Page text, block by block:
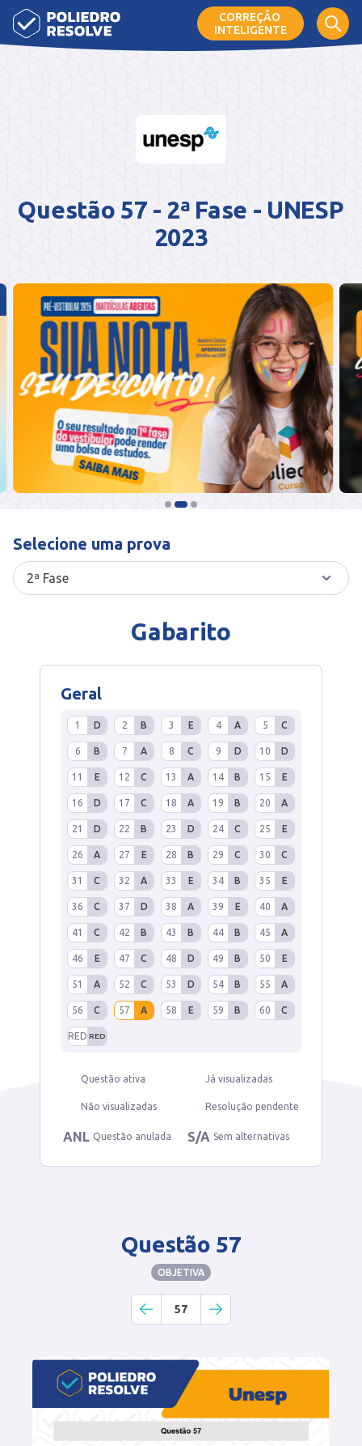
CORREÇÃO
INTELIGENTE
Questão 57 - 2ª Fase - UNESP
2023
Selecione uma prova
Gabarito
Geral
1 D 2 B 3 E 4 A 5 C
6 B 7 A 8 C 9 D 10 D
11 E 12 C 13 A 14 B 15 E
16 D 17 C 18 A 19 B 20 A
21 D 22 B 23 D 24 C 25 E
26 A 27 E 28 B 29 C 30 C
31 C 32 A 33 E 34 B 35 E
36 C 37 D 38 A 39 E 40 A
41 C 42 B 43 B 44 B 45 A
46 E 47 C 48 D 49 B 50 E
51 A 52 C 53 D 54 B 55 A
56 C 57 A 58 E 59 B 60 C
RED RED
Questão ativa Já visualizadas
Não visualizadas Resolução pendente
ANL Questão anulada S/A Sem alternativas
Questão 57
OBJETIVA
57